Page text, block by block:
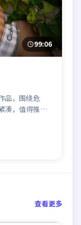
99:06
品，围绕危
凑，值得推荐
查看更多